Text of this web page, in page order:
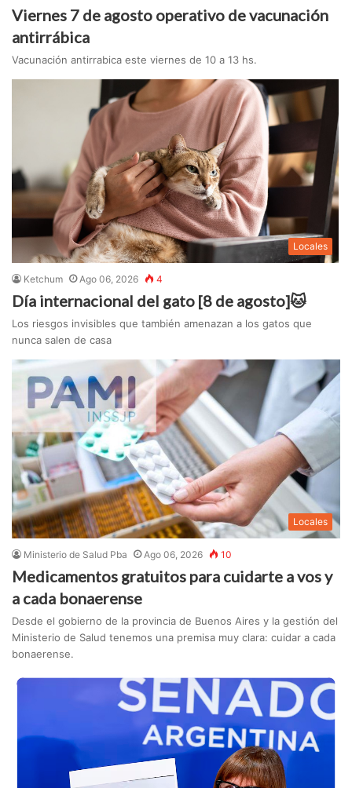
Viernes 7 de agosto operativo de vacunación
antirrábica
Vacunación antirrabica este viernes de 10 a 13 hs.
Locales
Ketchum Ago 06, 2026 4
Día internacional del gato [8 de agosto]🐱
Los riesgos invisibles que también amenazan a los gatos que
nunca salen de casa
Locales
Ministerio de Salud Pba Ago 06, 2026 10
Medicamentos gratuitos para cuidarte a vos y
a cada bonaerense
Desde el gobierno de la provincia de Buenos Aires y la gestión del
Ministerio de Salud tenemos una premisa muy clara: cuidar a cada
bonaerense.